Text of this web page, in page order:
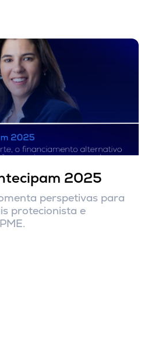
2025
perspetivas para
protecionista e